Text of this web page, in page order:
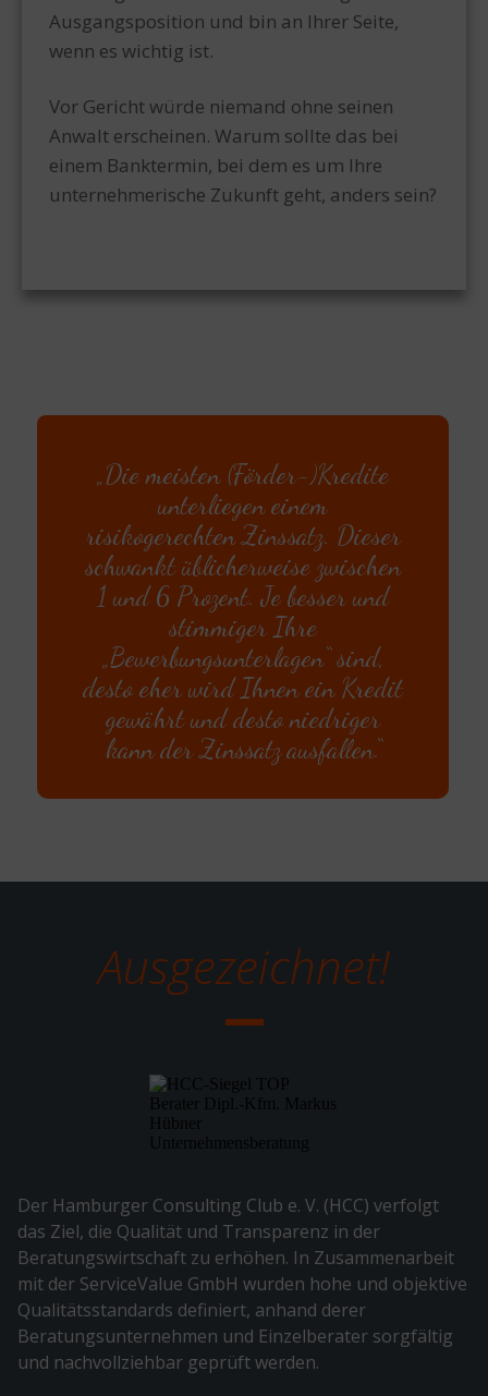
Ausgangsposition und bin an Ihrer Seite,
wenn es wichtig ist.
Vor Gericht würde niemand ohne seinen
Anwalt erscheinen. Warum sollte das bei
einem Banktermin, bei dem es um Ihre
unternehmerische Zukunft geht, anders sein?
„Die meisten (Förder-)Kredite
unterliegen einem
risikogerechten Zinssatz. Dieser
schwankt üblicherweise zwischen
1 und 6 Prozent. Je besser und
stimmiger Ihre
„Bewerbungsunterlagen“ sind,
desto eher wird Ihnen ein Kredit
gewährt und desto niedriger
kann der Zinssatz ausfallen.“
Ausgezeichnet!
Der Hamburger Consulting Club e. V. (HCC) verfolgt
das Ziel, die Qualität und Transparenz in der
Beratungswirtschaft zu erhöhen. In Zusammenarbeit
mit der ServiceValue GmbH wurden hohe und objektive
Qualitätsstandards definiert, anhand derer
Beratungsunternehmen und Einzelberater sorgfältig
und nachvollziehbar geprüft werden.